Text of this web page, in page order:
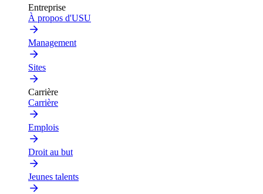
Entreprise
À propos d'USU
Management
Sites
Carrière
Carrière
Emplois
Droit au but
Jeunes talents